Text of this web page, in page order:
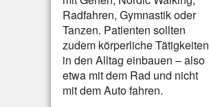
Radfahren, Gymnastik oder
Tanzen. Patienten sollten
zudem körperliche Tätigkeiten
in den Alltag einbauen – also
etwa mit dem Rad und nicht
mit dem Auto fahren.